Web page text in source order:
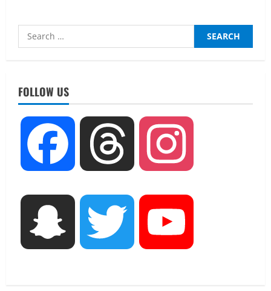
Search
for:
FOLLOW US
Facebook Threads
Snapchat Twitter
UTTARAKHAND NEWS
15 अगस्त तक ई-केवाईसी नहीं कराई तो गैस
आपूर्ति पर पड़ सकता है असर
UTTARAKHAND NEWS
धामी कैबिनेट ने लिए कई महत्वपूर्ण निर्णय, अब
सामान्य वर्ग के पशुपालकों को भी गाय एवं भैंस